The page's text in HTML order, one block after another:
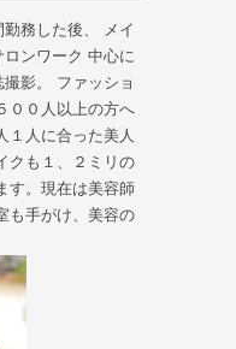
務した後、 メイ
ンワーク 中心に
影。 ファッショ
００人以上の方へ
１人に合った美人
クも１、２ミリの
す。現在は美容師
も手がけ、美容の